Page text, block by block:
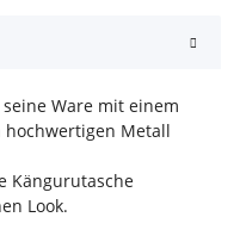
Ware mit einem
Metall
Kängurutasche
Look.